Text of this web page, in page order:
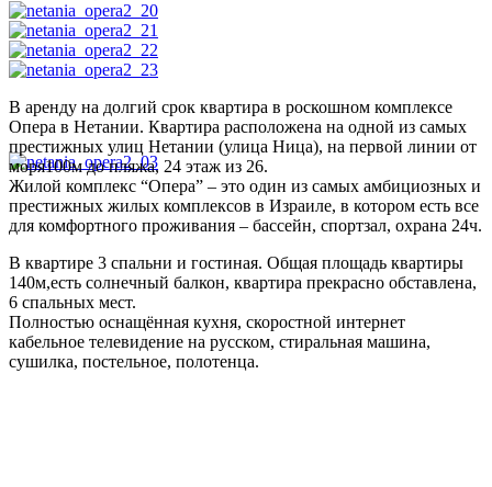
В аренду на долгий срок квартира в роскошном комплексе
Опера в Нетании. Квартира расположена на одной из самых
престижных улиц Нетании (улица Ница), на первой линии от
моря100м до пляжа, 24 этаж из 26.
Жилой комплекс “Опера” – это один из самых амбициозных и
престижных жилых комплексов в Израиле, в котором есть все
для комфортного проживания – бассейн, спортзал, охрана 24ч.
В квартире 3 спальни и гостиная. Общая площадь квартиры
140м,есть солнечный балкон, квартира прекрасно обставлена,
6 спальных мест.
Полностью оснащённая кухня, скоростной интернет
кабельное телевидение на русском, стиральная машина,
сушилка, постельное, полотенца.